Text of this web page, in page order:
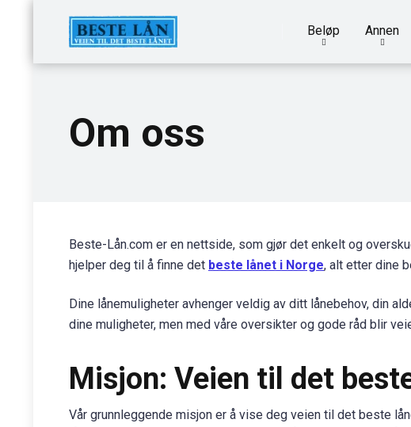
Beløp Annen
Om oss
Beste-Lån.com er en nettside, som gjør det enkelt og
hjelper deg til å finne det beste lånet i Norge, alt etter dine
Dine lånemuligheter avhenger veldig av ditt lånebehov, din
dine muligheter, men med våre oversikter og gode råd blir
Misjon: Veien til det
Vår grunnleggende misjon er å vise deg veien til det beste